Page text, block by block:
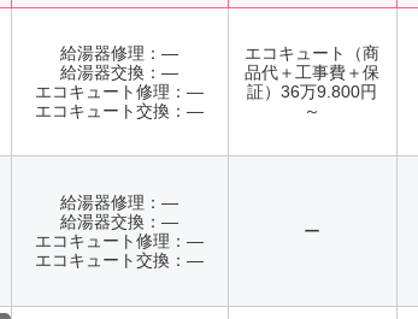
給湯器修理：―
給湯器交換：―
エコキュート修理：―
エコキュート交換：―
エコキュート（商
品代＋工事費＋保
証）36万9.800円
～
給湯器修理：―
給湯器交換：―
エコキュート修理：―
エコキュート交換：―
ー